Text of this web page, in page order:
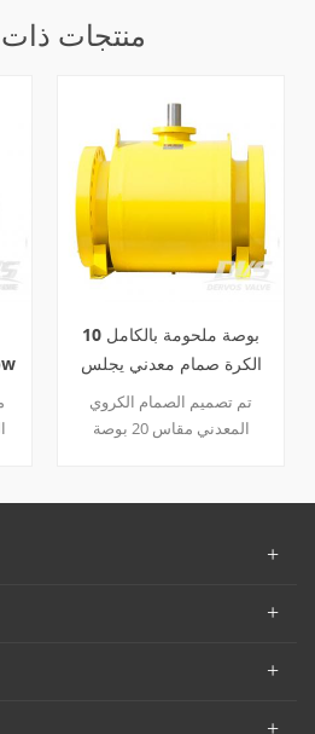
منتجات
10 بوصة ملحومة بالكامل
الكرة صمام معدني يجلس
الجذعية العارية
تم تصميم الصمام الكروي
المعدني مقاس 20 بوصة
الصلبة. يحتوي الصمام على